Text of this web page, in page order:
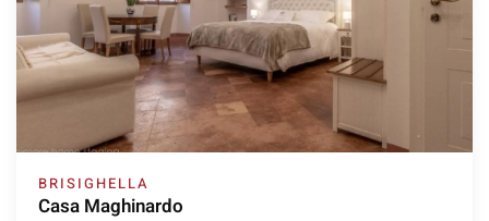
BRISIGHELLA
Casa Maghinardo